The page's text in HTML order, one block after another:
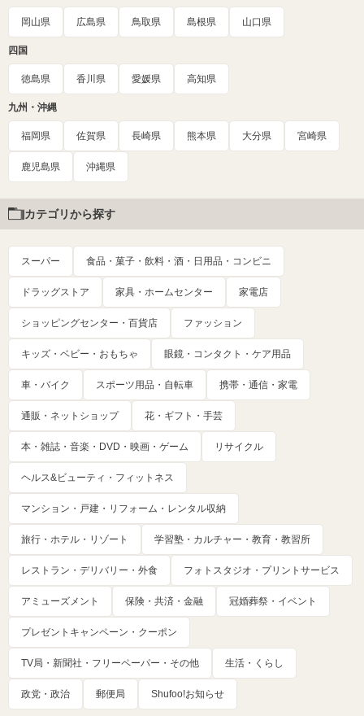
岡山県 広島県 鳥取県 島根県 山口県
四国
徳島県 香川県 愛媛県 高知県
九州・沖縄
福岡県 佐賀県 長崎県 熊本県 大分県 宮崎県
鹿児島県 沖縄県
カテゴリから探す
スーパー 食品・菓子・飲料・酒・日用品・コンビニ
ドラッグストア 家具・ホームセンター 家電店
ショッピングセンター・百貨店 ファッション
キッズ・ベビー・おもちゃ 眼鏡・コンタクト・ケア用品
車・バイク スポーツ用品・自転車 携帯・通信・家電
通販・ネットショップ 花・ギフト・手芸
本・雑誌・音楽・DVD・映画・ゲーム リサイクル
ヘルス&ビューティ・フィットネス
マンション・戸建・リフォーム・レンタル収納
旅行・ホテル・リゾート 学習塾・カルチャー・教育・教習所
レストラン・デリバリー・外食 フォトスタジオ・プリントサービス
アミューズメント 保険・共済・金融 冠婚葬祭・イベント
プレゼントキャンペーン・クーポン
TV局・新聞社・フリーペーパー・その他 生活・くらし
政党・政治 郵便局 Shufoo!お知らせ